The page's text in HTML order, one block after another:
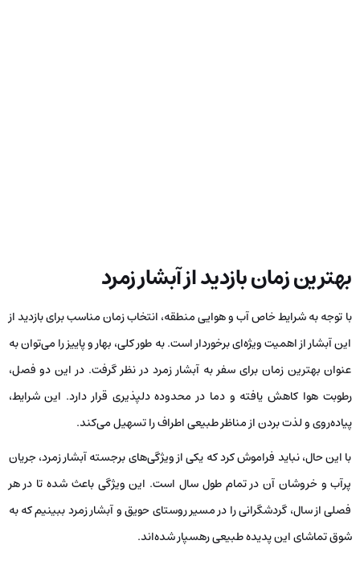
بهترین زمان بازدید از آبشار زمرد
با توجه به شرایط خاص آب و هوایی منطقه، انتخاب زمان مناسب برای بازدید از
این آبشار از اهمیت ویژه‌ای برخوردار است. به طور کلی، بهار و پاییز را می‌توان به
عنوان بهترین زمان برای سفر به آبشار زمرد در نظر گرفت. در این دو فصل،
رطوبت هوا کاهش یافته و دما در محدوده دلپذیری قرار دارد. این شرایط،
پیاده‌روی و لذت بردن از مناظر طبیعی اطراف را تسهیل می‌کند.
با این حال، نباید فراموش کرد که یکی از ویژگی‌های برجسته آبشار زمرد، جریان
پرآب و خروشان آن در تمام طول سال است. این ویژگی باعث شده تا در هر
فصلی از سال، گردشگرانی را در مسیر روستای حویق و آبشار زمرد ببینیم که به
شوق تماشای این پدیده طبیعی رهسپار شده‌اند.